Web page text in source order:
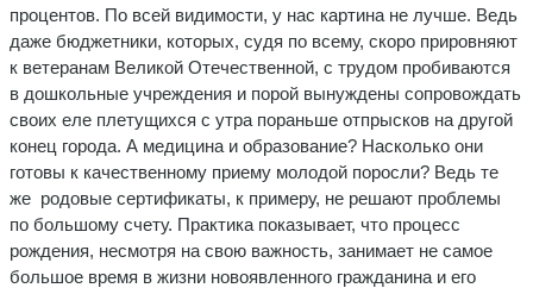
процентов. По всей видимости, у нас картина не лучше. Ведь
даже бюджетники, которых, судя по всему, скоро прировняют
к ветеранам Великой Отечественной, с трудом пробиваются
в дошкольные учреждения и порой вынуждены сопровождать
своих еле плетущихся с утра пораньше отпрысков на другой
конец города. А медицина и образование? Насколько они
готовы к качественному приему молодой поросли? Ведь те
же родовые сертификаты, к примеру, не решают проблемы
по большому счету. Практика показывает, что процесс
рождения, несмотря на свою важность, занимает не самое
большое время в жизни новоявленного гражданина и его